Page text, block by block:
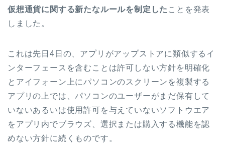
仮想通貨に関する新たなルールを制定した ことを発表
しました。
これは先日4日の、 アプリがアップストアに類似するイ
ンターフェースを含むことは許可しない方針を明確化
とアイフォーン上にパソコンのスクリーンを複製する
アプリの上では、パソコンのユーザーがまだ保有して
いないあるいは使用許可を与えていないソフトウエア
をアプリ内でブラウズ、選択または購入する機能を認
めない方針に続くものです。